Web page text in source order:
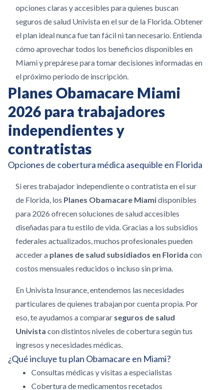
opciones claras y accesibles para quienes buscan
seguros de salud Univista en el sur de la Florida. Obtener
el plan ideal nunca fue tan fácil ni tan necesario. Entienda
cómo aprovechar todos los beneficios disponibles en
Miami y prepárese para tomar decisiones informadas en
el próximo periodo de inscripción.
Planes Obamacare Miami
2026 para trabajadores
independientes y
contratistas
Opciones de cobertura médica asequible en Florida
Si eres trabajador independiente o contratista en el sur
de Florida, los Planes Obamacare Miamidisponibles
para 2026 ofrecen soluciones de salud accesibles
diseñadas para tu estilo de vida. Gracias a los subsidios
federales actualizados, muchos profesionales pueden
acceder a planes de salud subsidiados en Florida con
costos mensuales reducidos o incluso sin prima.
En Univista Insurance, entendemos las necesidades
particulares de quienes trabajan por cuenta propia. Por
eso, te ayudamos a comparar seguros de salud
Univista con distintos niveles de cobertura según tus
ingresos y necesidades médicas.
¿Qué incluye tu plan Obamacare en Miami?
Consultas médicas y visitas a especialistas
Cobertura de medicamentos recetados